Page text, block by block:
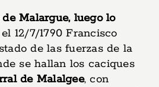
Malargue, luego lo
el 12/7/1790 Francisco
de las fuerzas de la
se hallan los caciques
de Malalgee, con